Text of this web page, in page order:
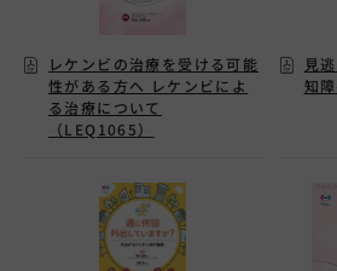
【RMP】エクフィナ患
【RMP】ジセレカ
レケンビの治療を受ける可能
性がある方へ レケンビによ
る治療について
（LEQ1065）
見
知